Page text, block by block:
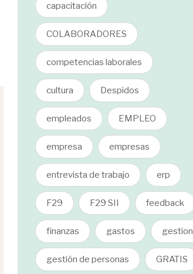
capacitación
COLABORADORES
competencias laborales
cultura Despidos
empleados EMPLEO
empresa empresas
entrevista de trabajo erp
F29 F29 SII feedback
finanzas gastos gestion
gestión de personas GRATIS